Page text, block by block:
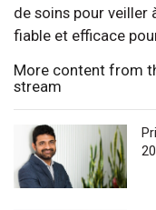
de soins pour veiller
fiable et efficace
More content from
stream